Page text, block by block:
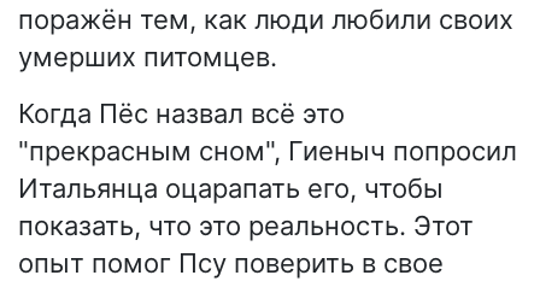
поражён тем, как люди любили своих
умерших питомцев.
Когда Пёс назвал всё это
"прекрасным сном", Гиеныч попросил
Итальянца оцарапать его, чтобы
показать, что это реальность. Этот
опыт помог Псу поверить в свое